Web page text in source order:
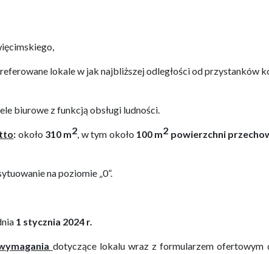
lokale w jak najbliższej odległości od przystanków
biurowe z funkcją obsługi ludności.
: około 310 m2, w tym około 100 m2 powierzchni
na poziomie „0”.
1 stycznia 2024 r.
dotyczące lokalu wraz z formularzem ofertowym